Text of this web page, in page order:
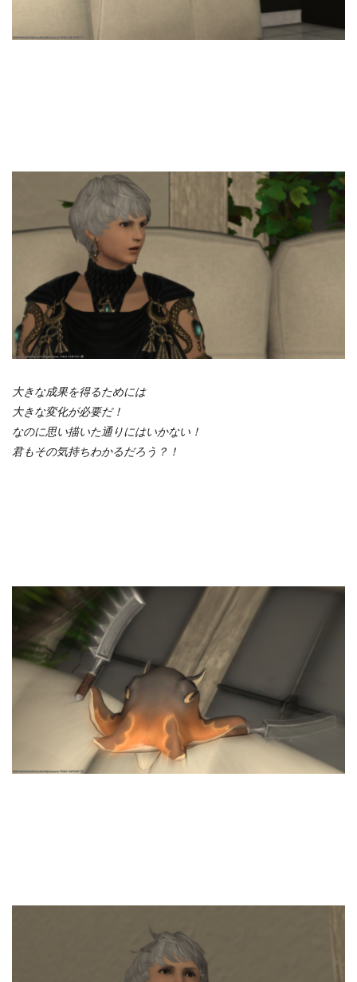
大きな成果を得るためには
大きな変化が必要だ！
なのに思い描いた通りにはいかない！
君もその気持ちわかるだろう？！